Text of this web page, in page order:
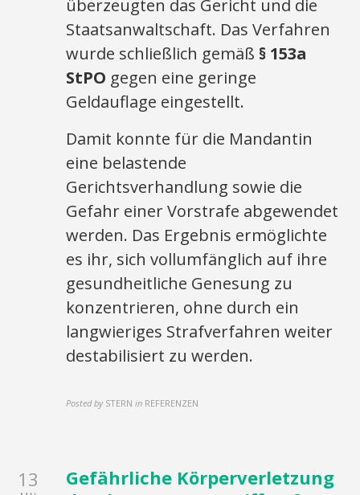
überzeugten das Gericht und die
Staatsanwaltschaft. Das Verfahren
wurde schließlich gemäß § 153a
StPO gegen eine geringe
Geldauflage eingestellt.
Damit konnte für die Mandantin
eine belastende
Gerichtsverhandlung sowie die
Gefahr einer Vorstrafe abgewendet
werden. Das Ergebnis ermöglichte
es ihr, sich vollumfänglich auf ihre
gesundheitliche Genesung zu
konzentrieren, ohne durch ein
langwieriges Strafverfahren weiter
destabilisiert zu werden.
Posted by STERN in REFERENZEN
13
Gefährliche Körperverletzung